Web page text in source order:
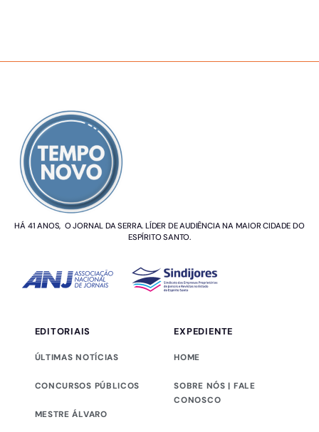
HÁ 41 ANOS, O JORNAL DA SERRA. LÍDER DE AUDIÊNCIA NA MAIOR CIDADE DO
ESPÍRITO SANTO.
EDITORIAIS
ÚLTIMAS NOTÍCIAS
CONCURSOS PÚBLICOS
MESTRE ÁLVARO
EXPEDIENTE
HOME
SOBRE NÓS | FALE
CONOSCO